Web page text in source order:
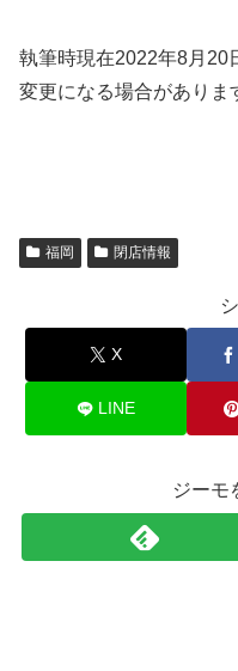
執筆時現在2022年8月20
変更になる場合がありま
福岡 閉店情報
X
LINE
ジーモ